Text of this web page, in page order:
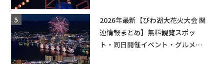
2026年最新【びわ湖大花火大会 関
連情報まとめ】無料観覧スポッ
ト・同日開催イベント・グルメマ